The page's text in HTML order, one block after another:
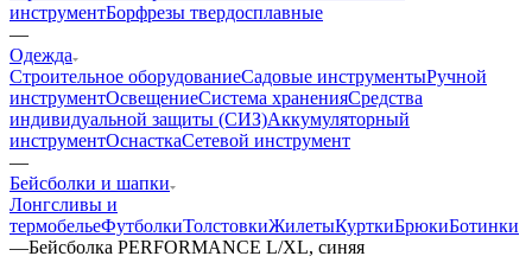
инструментБорфрезы твердосплавные
—
Одежда
Строительное оборудованиеСадовые инструментыРучной
инструментОсвещениеСистема храненияСредства
индивидуальной защиты (СИЗ)Аккумуляторный
инструментОснасткаСетевой инструмент
—
Бейсболки и шапки
Лонгсливы и
термобельеФутболкиТолстовкиЖилетыКурткиБрюкиБотинки
—Бейсболка PERFORMANCE L/XL, синяя